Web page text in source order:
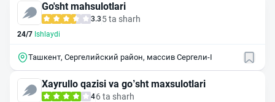
Go'sht mahsulotlari
3.3 5 ta sharh
24/7 Ishlaydi
Ташкент, Сергелийский район, массив Сергели-I
Xayrullo qazisi va go’sht maxsulotlari
46 ta sharh